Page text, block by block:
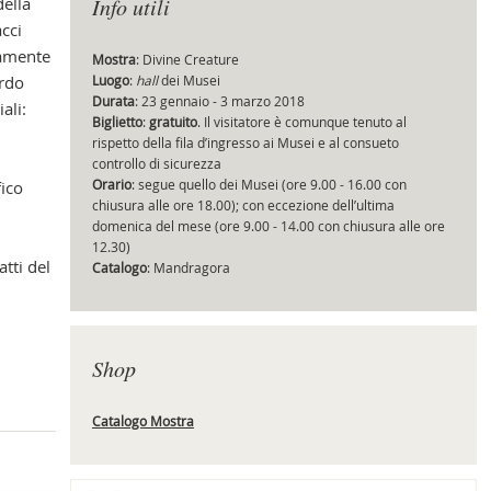
del
Info utili
Mostra: Divine Creature
Luogo: halldei Musei
Durata: 23 gennaio - 3 marzo 2018
Biglietto:gratuito. Il visitatore è comunque tenuto al
rispetto della fila d’ingresso ai Musei e al consueto
controllo di sicurezza
Orario: segue quello dei Musei (ore 9.00 - 16.00 con
chiusura alle ore 18.00); con eccezione dell’ultima
domenica del mese (ore 9.00 - 14.00 con chiusura alle ore
12.30)
Catalogo: Mandragora
Shop
Catalogo Mostra